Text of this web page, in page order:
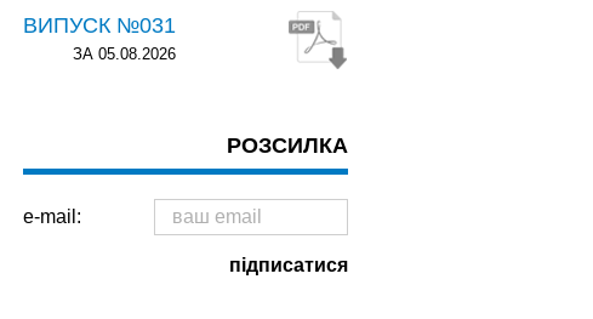
ВИПУСК №031
ЗА 05.08.2026
РОЗСИЛКА
e-mail: